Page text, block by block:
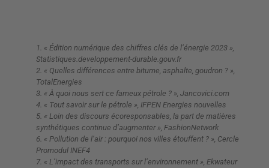
1. « Édition numérique des chiffres clés de l’énergie 2023 »,
Statistiques.developpement-durable.gouv.fr
2. « Quelles différences entre bitume, asphalte, goudron ? »,
TotalEnergies
3. « À quoi nous sert ce fameux pétrole ? », Jancovici.com
4. « Tout savoir sur le pétrole », IFPEN Energies nouvelles
5. « Loin des discours écoresponsables, la part de matières
synthétiques continue d’augmenter », FashionNetwork
6. « Pollution de l’air : pourquoi nos villes étouffent ? », Cercle
Promodul INEF4
7. « L’impact des transports sur l’environnement », Ekwateur